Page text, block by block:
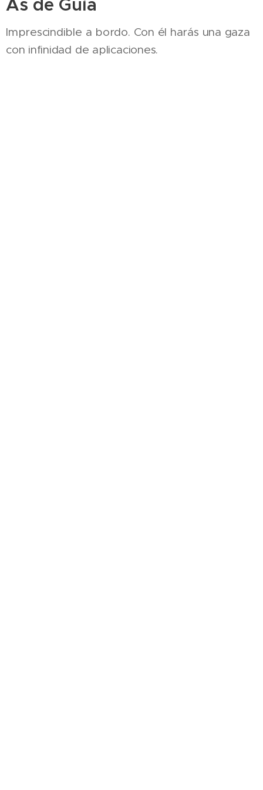
As de Guía
Imprescindible a bordo. Con él harás una gaza
con infinidad de aplicaciones.